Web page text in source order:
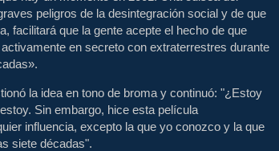
peligros de la desintegración social y de que
facilitará que la gente acepte el hecho de que
en secreto con extraterrestres durante
la idea en tono de broma y continuó: "¿Estoy
Sin embargo, hice esta película
influencia, excepto la que yo conozco y la que
siete décadas".